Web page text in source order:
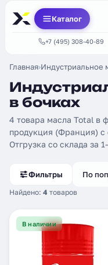
Каталог
+7 (495) 308-40-89
Главная›Индустриальное
в бочках
4 товара масла Total в
продукция (Франция) с
Отгрузка со склада за
Фильтры
Найдено: 4 товаров
По
В наличии